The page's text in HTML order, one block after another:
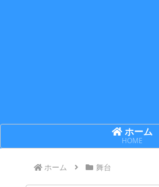
ホーム
HOME
ホーム 舞台